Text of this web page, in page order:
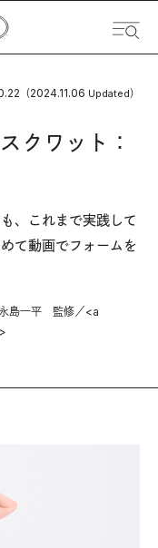
（2024.11.06 Updated）
クワット：
、これまで実践して
て動画でフォームを
島一平 監修／<a